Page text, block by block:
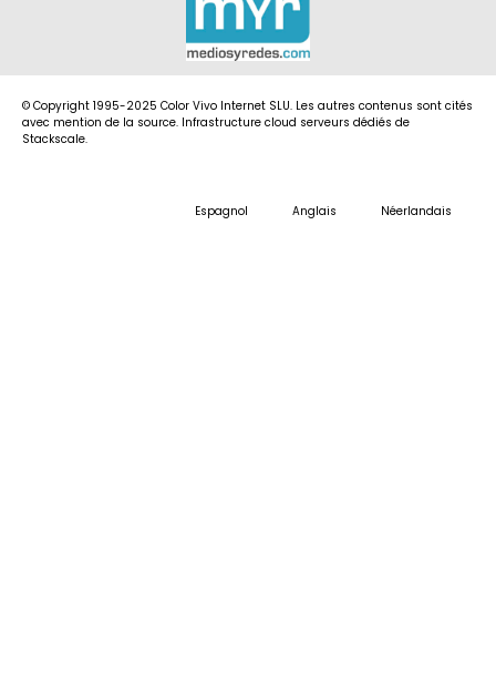
© Copyright 1995-2025 Color Vivo Internet SLU. Les autres contenus sont cités
avec mention de la source. Infrastructure cloud serveurs dédiés de
Stackscale.
Espagnol Anglais Néerlandais